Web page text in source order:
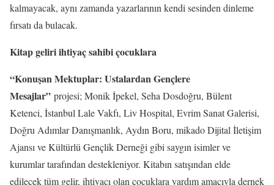
kalmayacak, aynı zamanda yazarlarının kendi sesinden dinleme
fırsatı da bulacak.
Kitap geliri ihtiyaç sahibi çocuklara
“Konuşan Mektuplar: Ustalardan Gençlere
Mesajlar” projesi; Monik İpekel, Seha Dosdoğru, Bülent
Ketenci, İstanbul Lale Vakfı, Liv Hospital, Evrim Sanat Galerisi,
Doğru Adımlar Danışmanlık, Aydın Boru, mikado Dijital İletişim
Ajansı ve Kültürlü Gençlik Derneği gibi saygın isimler ve
kurumlar tarafından destekleniyor. Kitabın satışından elde
edilecek tüm gelir, ihtiyacı olan çocuklara yardım amacıyla dernek